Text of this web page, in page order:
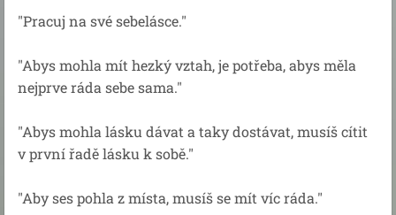
"Pracuj na své sebelásce."
"Abys mohla mít hezký vztah, je potřeba, abys měla
nejprve ráda sebe sama."
"Abys mohla lásku dávat a taky dostávat, musíš cítit
v první řadě lásku k sobě."
"Aby ses pohla z místa, musíš se mít víc ráda."